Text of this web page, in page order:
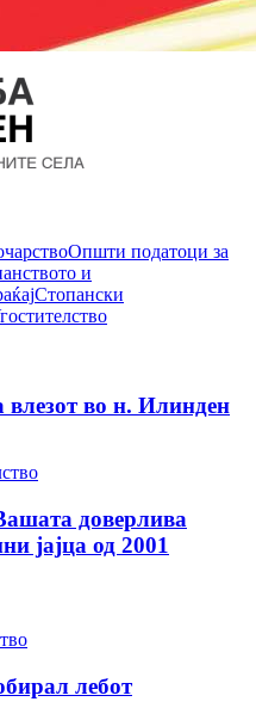
Општи податоци за
и
Стопански
во н. Илинден
доверлива
јајца од 2001
лебот